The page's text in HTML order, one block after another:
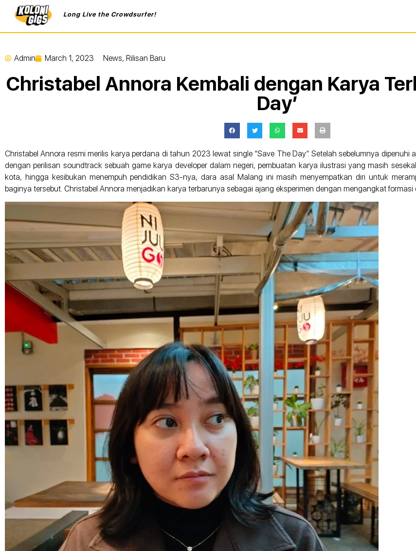
Long Live the Crowdsurfer!
Admin March 1, 2023 News, Rilisan Baru
Christabel Annora Kembali dengan Karya
Day’
Christabel Annora resmi merilis karya perdana di tahun 2023 lewat single “Save The Day”. Setelah sebelumnya
dengan perilisan soundtrack sebuah game karya developer dalam negeri, pembuatan karya ilustrasi yang masih
kota, hingga kesibukan menempuh pendidikan S3-nya, dara asal Malang ini masih menyempatkan diri untuk
baginya tersebut. Christabel Annora menjadikan karya terbarunya sebagai ajang eksperimen dengan mengangkat formasi